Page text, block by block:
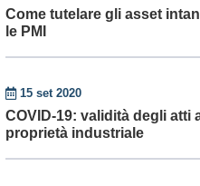
Come tutelare gli asset
le PMI
15 set 2020
COVID-19: validità degli atti
proprietà industriale